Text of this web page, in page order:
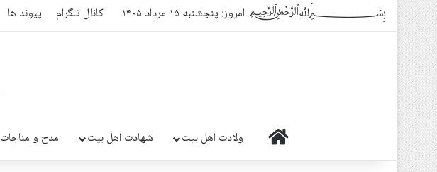
﷽ امروز: پنجشنبه ۱۵ مرداد ۱۴۰۵ کانال تلگرام پیوند ها
خانه ولادت اهل بیت شهادت اهل بیت مدح و مناجات